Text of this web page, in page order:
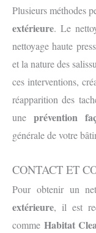
Plusieurs méthodes
extérieure. Le
nettoyage haute
et la nature des
ces interventions,
réapparition des
uneprévention
générale de votre
CONTACT ET
Pour obtenir un
extérieure, il est
comme Habitat